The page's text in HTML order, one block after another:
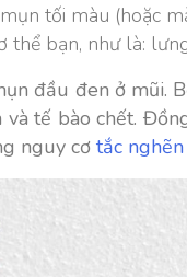
tối màu (hoặc
thể bạn, như là:
đầu đen ở mũi.
tế bào chết.
nguy cơ tắc